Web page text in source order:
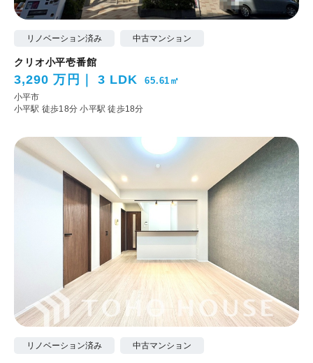
リノベーション済み 中古マンション
クリオ小平壱番館
3,290 万円 3 LDK 65.61㎡
小平市
小平駅 徒歩18分小平駅 徒歩18分
リノベーション済み 中古マンション